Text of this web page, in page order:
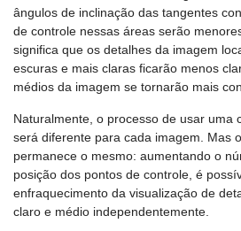
ângulos de inclinação das tangentes
de controle nessas áreas serão
significa que os detalhes da imagem
escuras e mais claras ficarão menos
médios da imagem se tornarão mais
Naturalmente, o processo de usar uma
será diferente para cada imagem. Mas
permanece o mesmo: aumentando o
posição dos pontos de controle, é
enfraquecimento da visualização de
claro e médio independentemente.